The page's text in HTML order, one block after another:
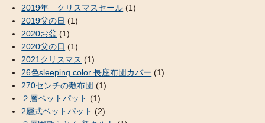
2019年 クリスマスセール (1)
2019父の日 (1)
2020お盆 (1)
2020父の日 (1)
2021クリスマス (1)
26色sleeping color 長座布団カバー (1)
270センチの敷布団 (1)
２層ベットパット (1)
2層式ベットパット (2)